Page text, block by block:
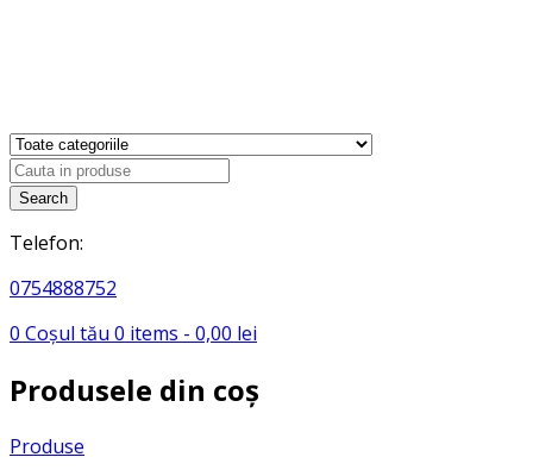
Products
search
Search
Telefon:
0754888752
0 Coșul tău 0 items - 0,00 lei
Produsele din coș
Produse